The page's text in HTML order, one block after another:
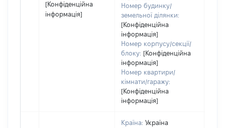
[Конфіденційна
інформація]
Номер будинку/
земельної ділянки:
[Конфіденційна
інформація]
Номер корпусу/секції/
блоку: [Конфіденційна
інформація]
Номер квартири/
кімнати/гаражу:
[Конфіденційна
інформація]
Країна: Україна